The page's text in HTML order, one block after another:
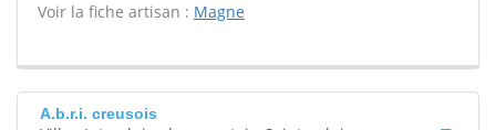
Voir la fiche artisan : Magne
A.b.r.i. creusois